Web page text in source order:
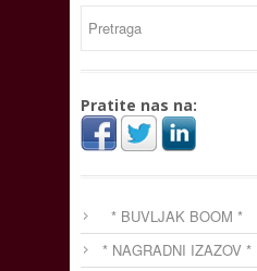
Pratite nas na:
* BUVLJAK BOOM *
* NAGRADNI IZAZOV *